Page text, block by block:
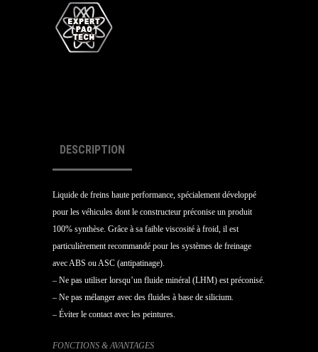
DESCRIPTION
Liquide de freins haute performance, spécialement développé
pour les véhicules dont le constructeur préconise un produit
100% synthèse. Grâce à sa faible viscosité à froid, il est
particulièrement recommandé pour les systèmes de freinage
avec ABS ou ASC (antipatinage).
– Ne pas utiliser lorsqu’un fluide minéral (LHM) est préconisé.
– Ne pas mélanger avec des fluides à base de silicium.
– Éviter le contact avec les peintures.
FONCTIONS & AVANTAGES